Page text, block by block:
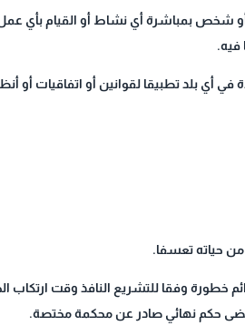
شخص بمباشرة أي نشاط أو القيام بأي
فيه.
أي بلد تطبيقا لقوانين أو اتفاقيات أو
خطورة وفقا للتشريع النافذ وقت ارتكاب
حكم نهائي صادر عن محكمة مختصة.